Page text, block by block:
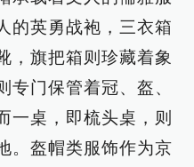
的英勇战袍，三衣箱
，旗把箱则珍藏着象
专门保管着冠、盔、
一桌，即梳头桌，则
。盔帽类服饰作为京